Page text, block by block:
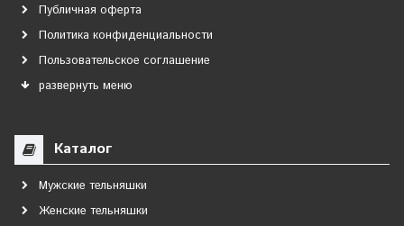
Публичная оферта
Политика конфиденциальности
Пользовательское соглашение
развернуть меню
Каталог
Мужские тельняшки
Женские тельняшки